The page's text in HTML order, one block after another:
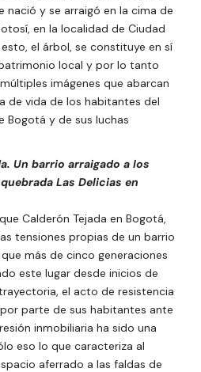
nació y se arraigó en la cima de
en la localidad de Ciudad
el árbol, se constituye en sí
local y por lo tanto
imágenes que abarcan
de vida de los habitantes del
Bogotá y de sus luchas
Un barrio arraigado a los
Las Delicias en
Calderón Tejada en Bogotá,
tensiones propias de un barrio
más de cinco generaciones
este lugar desde inicios de
el acto de resistencia
parte de sus habitantes ante
inmobiliaria ha sido una
eso lo que caracteriza al
aferrado a las faldas de